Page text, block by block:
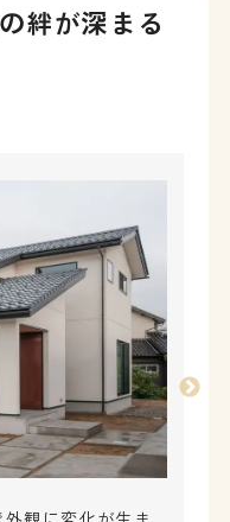
絆が深まる